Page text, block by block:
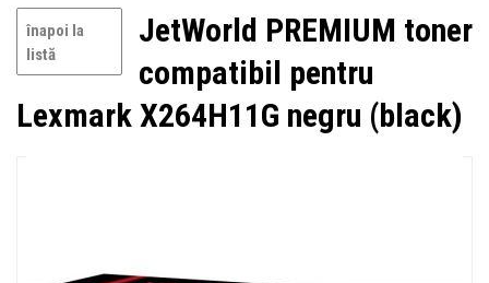
înapoi la
listă
JetWorld PREMIUM toner
compatibil pentru
Lexmark X264H11G negru (black)